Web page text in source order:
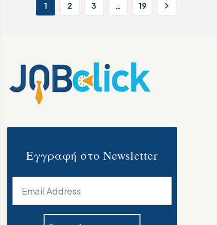
1 2 3 … 19
Εγγραφή στο Newsletter